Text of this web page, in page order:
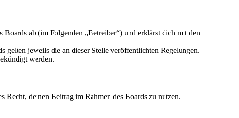
ab (im Folgenden „Betreiber“) und erklärst dich mit den
gelten jeweils die an dieser Stelle veröffentlichten Regelungen.
werden.
Recht, deinen Beitrag im Rahmen des Boards zu nutzen.